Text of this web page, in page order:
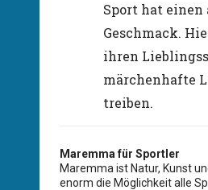
Sport hat einen
Geschmack.
ihren
märchenhafte
treiben.
Maremma für Sportler
Maremma ist Natur, Kunst
enorm die Möglichkeit alle